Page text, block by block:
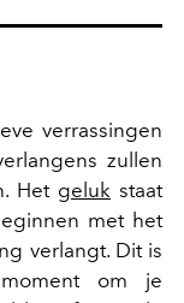
verrassingen
zullen
Het geluk staat
met het
verlangt. Dit is
om je